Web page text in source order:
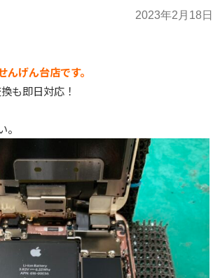
2023年2月18日
げん台店です。
も即日対応！